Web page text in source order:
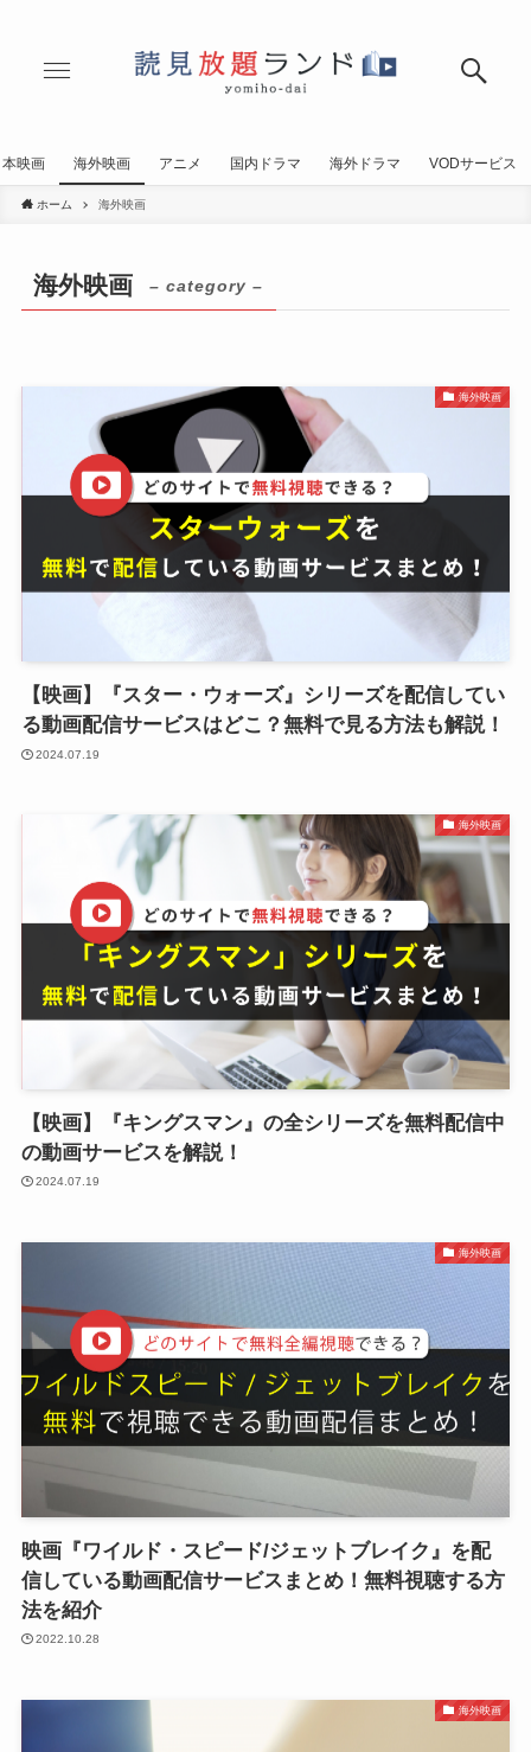
映画 海外映画 アニメ 国内ドラマ 海外ドラマ VODサービス
ホーム 海外映画
海外映画 – category –
海外映画
【映画】『スター・ウォーズ』シリーズを配信してい
る動画配信サービスはどこ？無料で見る方法も解説！
2024.07.19
海外映画
【映画】『キングスマン』の全シリーズを無料配信中
の動画サービスを解説！
2024.07.19
海外映画
映画『ワイルド・スピード/ジェットブレイク』を配
信している動画配信サービスまとめ！無料視聴する方
法を紹介
2022.10.28
海外映画